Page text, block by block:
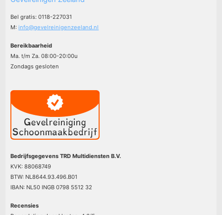
Bel gratis: 0118-227031
M:info@gevelreinigenzeeland.nl
Bereikbaarheid
Ma. t/m Za. 08:00-20:00u
Zondags gesloten
Bedrijfsgegevens TRD Multidiensten B.V.
KVK: 88068749
BTW: NL8644.93.496.B01
IBAN: NL50 INGB 0798 5512 32
Recensies